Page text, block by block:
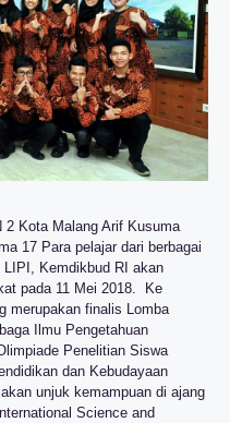
2 Kota Malang Arif Kusuma
17 Para pelajar dari berbagai
Kemdikbud RI akan
pada 11 Mei 2018. Ke
merupakan finalis Lomba
Ilmu Pengetahuan
Penelitian Siswa
dan Kebudayaan
unjuk kemampuan di ajang
Science and